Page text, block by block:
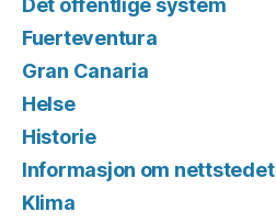
Det offentlige system
Fuerteventura
Gran Canaria
Helse
Historie
Informasjon om nettstedet
Klima